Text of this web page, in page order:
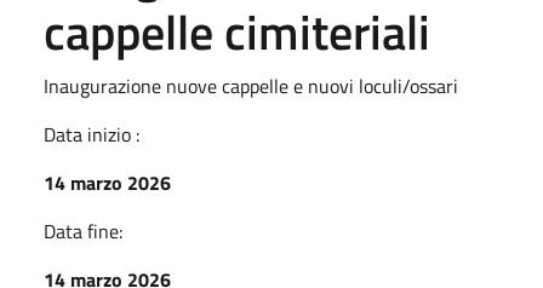
cappelle cimiteriali
Inaugurazione nuove cappelle e nuovi loculi/ossari
Data inizio :
14 marzo 2026
Data fine:
14 marzo 2026